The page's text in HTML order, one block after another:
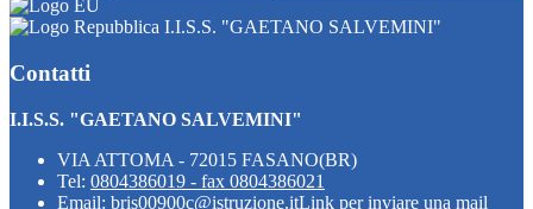
I.I.S.S. "GAETANO SALVEMINI"
Contatti
I.I.S.S. "GAETANO SALVEMINI"
VIA ATTOMA - 72015 FASANO(BR)
Tel: 0804386019 - fax 0804386021
Email: bris00900c@istruzione.itLink per inviare una mail